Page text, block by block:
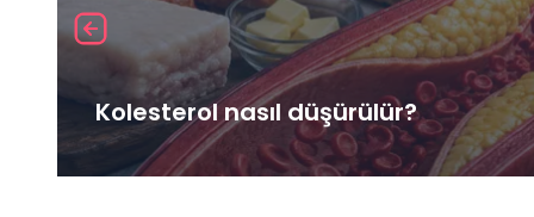
Kolesterol nasıl düşürülür?